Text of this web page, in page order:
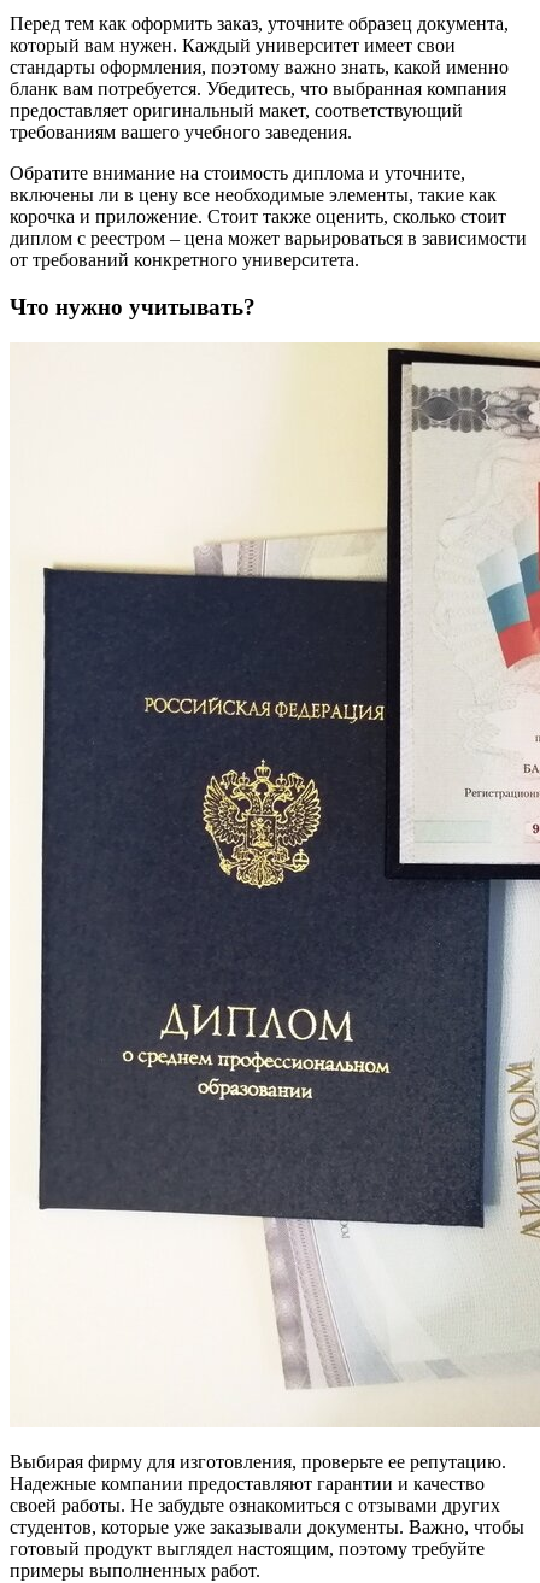
Перед тем как оформить заказ, уточните образец документа,
который вам нужен. Каждый университет имеет свои
стандарты оформления, поэтому важно знать, какой именно
бланк вам потребуется. Убедитесь, что выбранная компания
предоставляет оригинальный макет, соответствующий
требованиям вашего учебного заведения.
Обратите внимание на стоимость диплома и уточните,
включены ли в цену все необходимые элементы, такие как
корочка и приложение. Стоит также оценить, сколько стоит
диплом с реестром – цена может варьироваться в зависимости
от требований конкретного университета.
Что нужно учитывать?
Выбирая фирму для изготовления, проверьте ее репутацию.
Надежные компании предоставляют гарантии и качество
своей работы. Не забудьте ознакомиться с отзывами других
студентов, которые уже заказывали документы. Важно, чтобы
готовый продукт выглядел настоящим, поэтому требуйте
примеры выполненных работ.